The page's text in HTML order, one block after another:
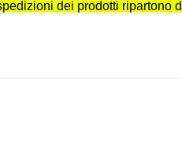
dei prodotti ripartono